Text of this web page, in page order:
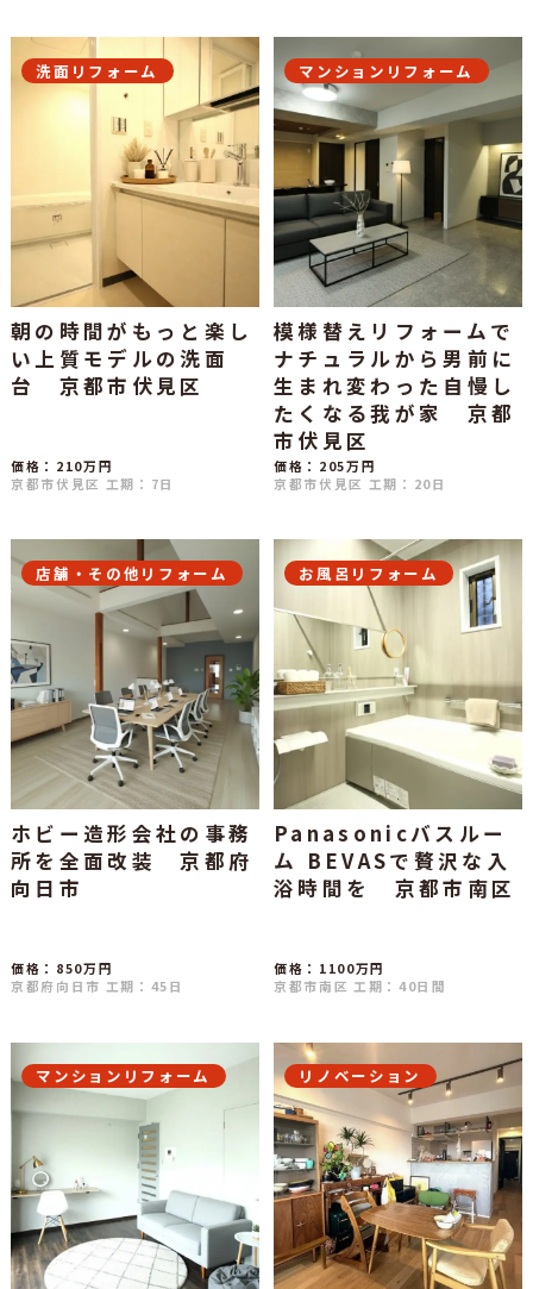
洗面リフォーム
朝の時間がもっと楽し
い上質モデルの洗面
台 京都市伏見区
価格：210万円
京都市伏見区 工期：7日
マンションリフォーム
模様替えリフォームで
ナチュラルから男前に
生まれ変わった自慢し
たくなる我が家 京都
市伏見区
価格：205万円
京都市伏見区 工期：20日
店舗・その他リフォーム
ホビー造形会社の事務
所を全面改装 京都府
向日市
価格：850万円
京都府向日市 工期：45日
お風呂リフォーム
Panasonicバスルー
ム BEVASで贅沢な入
浴時間を 京都市南区
価格：1100万円
京都市南区 工期：40日間
マンションリフォーム リノベーション